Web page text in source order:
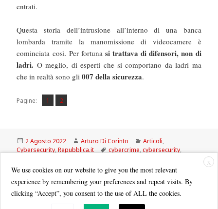
entrati.
Questa storia dell’intrusione all’interno di una banca
lombarda tramite la manomissione di videocamere è
cominciata così. Per fortuna si trattava di difensori, non di
ladri. O meglio, di esperti che si comportano da ladri ma
che in realtà sono gli007 della sicurezza.
Pagine: Pagina
1 ,
Pagina
2
Scritto
il
2 Agosto 2022 Autore
Arturo Di Corinto Categorie
Articoli,
Cybersecurity,Repubblica.it Tag
cybercrime,cybersecurity,
X
We use cookies on our website to give you the most relevant
experience by remembering your preferences and repeat visits. By
clicking “Accept”, you consent to the use of ALL the cookies.